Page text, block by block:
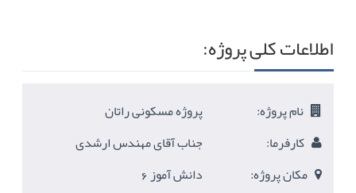
اطلاعات کلی پروژه:
نام پروژه:
پروژه مسکونی راتان
کارفرما:
جناب آقای مهندس ارشدی
مکان پروژه:
دانش آموز 6